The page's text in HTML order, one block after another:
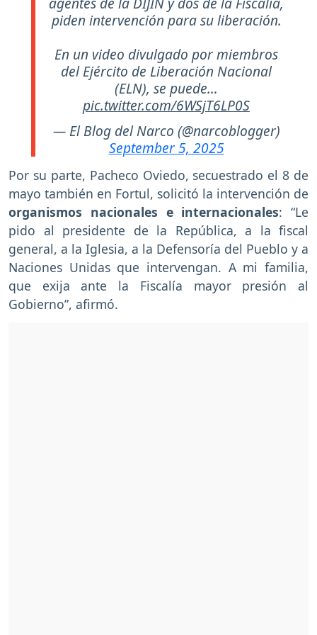
piden intervención para su liberación.
En un video divulgado por miembros
del Ejército de Liberación Nacional
(ELN), se puede…
pic.twitter.com/6WSjT6LP0S
— El Blog del Narco (@narcoblogger)
September 5, 2025
Por su parte, Pacheco Oviedo, secuestrado el 8 de
mayo también en Fortul, solicitó la intervención de
organismos nacionales e internacionales: “Le
pido al presidente de la República, a la fiscal
general, a la Iglesia, a la Defensoría del Pueblo y a
Naciones Unidas que intervengan. A mi familia,
que exija ante la Fiscalía mayor presión al
Gobierno”, afirmó.